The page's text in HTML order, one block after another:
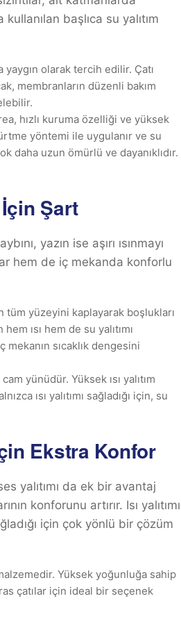
başlıca su yalıtım
yaygın olarak tercih edilir. Çatı
membranların düzenli bakım
hızlı kuruma özelliği ve yüksek
yöntemi ile uygulanır ve su
daha uzun ömürlü ve dayanıklıdır.
İçin Şart
yazın ise aşırı ısınmayı
hem de iç mekanda konforlu
tüm yüzeyini kaplayarak boşlukları
ısı hem de su yalıtımı
mekanın sıcaklık dengesini
yünüdür. Yüksek ısı yalıtım
ısı yalıtımı sağladığı için, su
Ekstra Konfor
yalıtımı da ek bir avantaj
konforunu artırır. Isı yalıtımı
için çok yönlü bir çözüm
Yüksek yoğunluğa sahip
çatılar için ideal bir seçenek